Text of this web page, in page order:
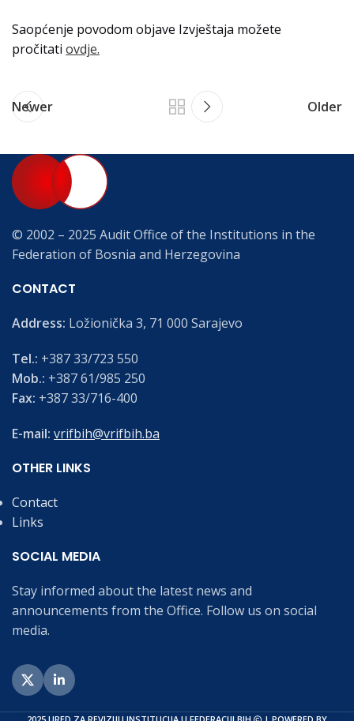
Saopćenje povodom objave Izvještaja možete
pročitati ovdje.
Newer Older
© 2002 – 2025 Audit Office of the Institutions in the
Federation of Bosnia and Herzegovina
CONTACT
Address: Ložionička 3, 71 000 Sarajevo
Tel.: +387 33/723 550
Mob.: +387 61/985 250
Fax: +387 33/716-400
E-mail: vrifbih@vrifbih.ba
OTHER LINKS
Contact
Links
SOCIAL MEDIA
Stay informed about the latest news and
announcements from the Office. Follow us on social
media.